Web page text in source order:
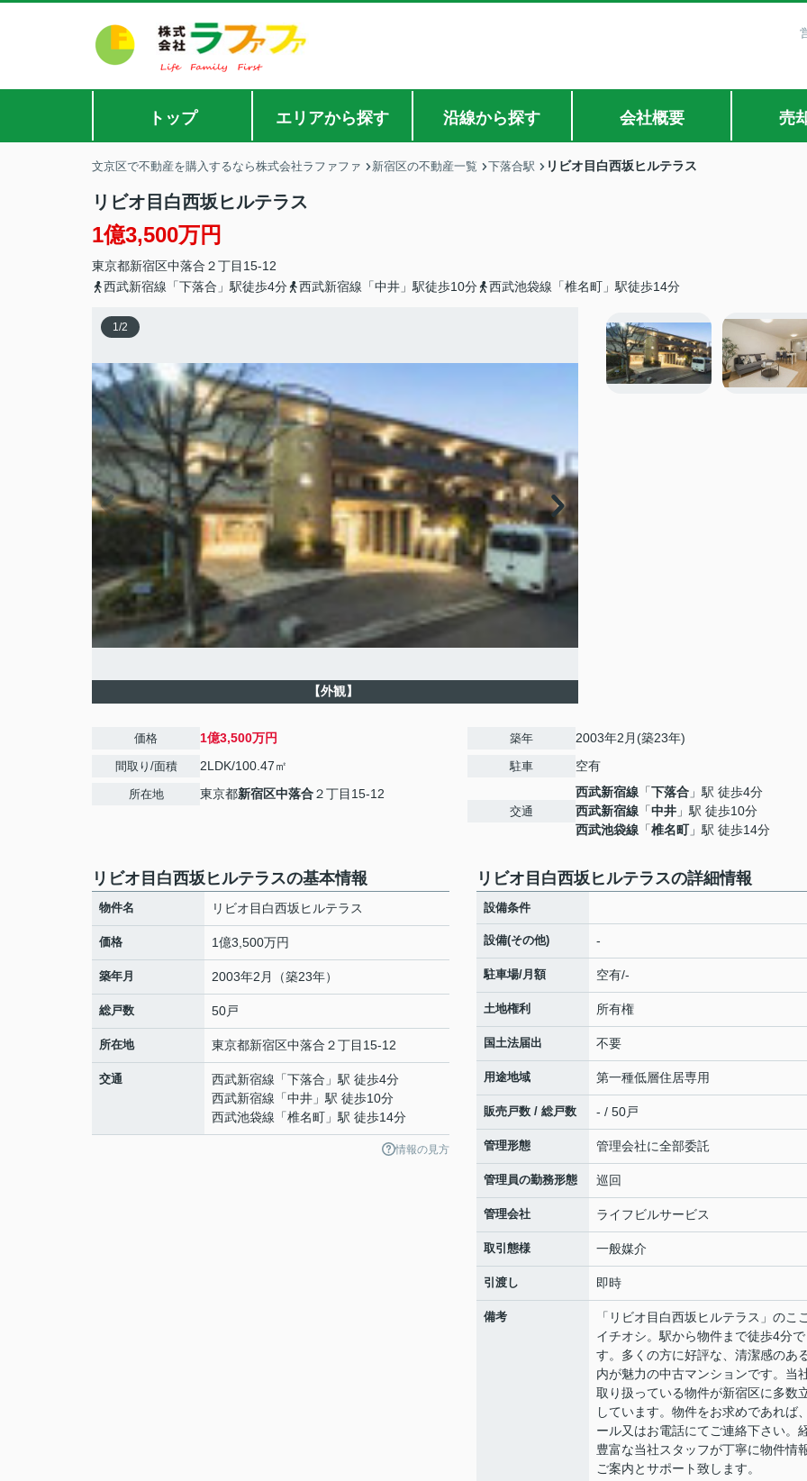
トップ エリアから探す 沿線から探す 会社概要 売
文京区で不動産を購入するなら株式会社ラファファ 新宿区の不動産一覧 下落合駅 リビオ目白西坂ヒルテラス
リビオ目白西坂ヒルテラス
1億3,500万円
東京都新宿区中落合 ２丁目15-12
西武新宿線「下落合」駅徒歩4分
西武新宿線「中井」駅徒歩10分 西武池袋線「椎名町」駅徒歩14分
1/2
【外観】
価格 1億3,500万円
間取り/面積 2LDK/100.47㎡
所在地 東京都新宿区中落合２丁目15-12
築年 2003年2月(築23年)
駐車 空有
交通
西武新宿線 「下落合 」駅 徒歩4分
西武新宿線 「中井 」駅 徒歩10分
西武池袋線 「椎名町」駅 徒歩14分
リビオ目白西坂ヒルテラスの基本情報
物件名 リビオ目白西坂ヒルテラス
価格 1億3,500万円
築年月 2003年2月（築23年）
総戸数 50戸
所在地 東京都新宿区中落合 ２丁目15-12
交通 西武新宿線 「下落合 」駅 徒歩4分
西武新宿線 「中井 」駅 徒歩10分
西武池袋線 「椎名町 」駅 徒歩14分
情報の見方
リビオ目白西坂ヒルテラスの詳細情報
設備条件
設備(その他) -
駐車場/月額 空有/-
土地権利 所有権
国土法届出 不要
用途地域 第一種低層住居専用
販売戸数 / 総戸数 - / 50戸
管理形態 管理会社に全部委託
管理員の勤務形態 巡回
管理会社 ライフビルサービス
取引態様 一般媒介
引渡し 即時
備考
「リビオ目白西坂ヒルテラス」のこ
イチオシ。駅から物件まで徒歩4分で
す。多くの方に好評な、清潔感のあ
内が魅力の中古マンションです。当
取り扱っている物件が新宿区に多数
しています。物件をお求めであれば
ール又はお電話にてご連絡下さい。
豊富な当社スタッフが丁寧に物件情
ご案内とサポート致します。